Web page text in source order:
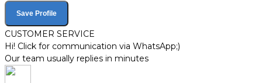
Save Profile
CUSTOMER SERVICE
Hi! Click for communication via WhatsApp;)
Our team usually replies in minutes